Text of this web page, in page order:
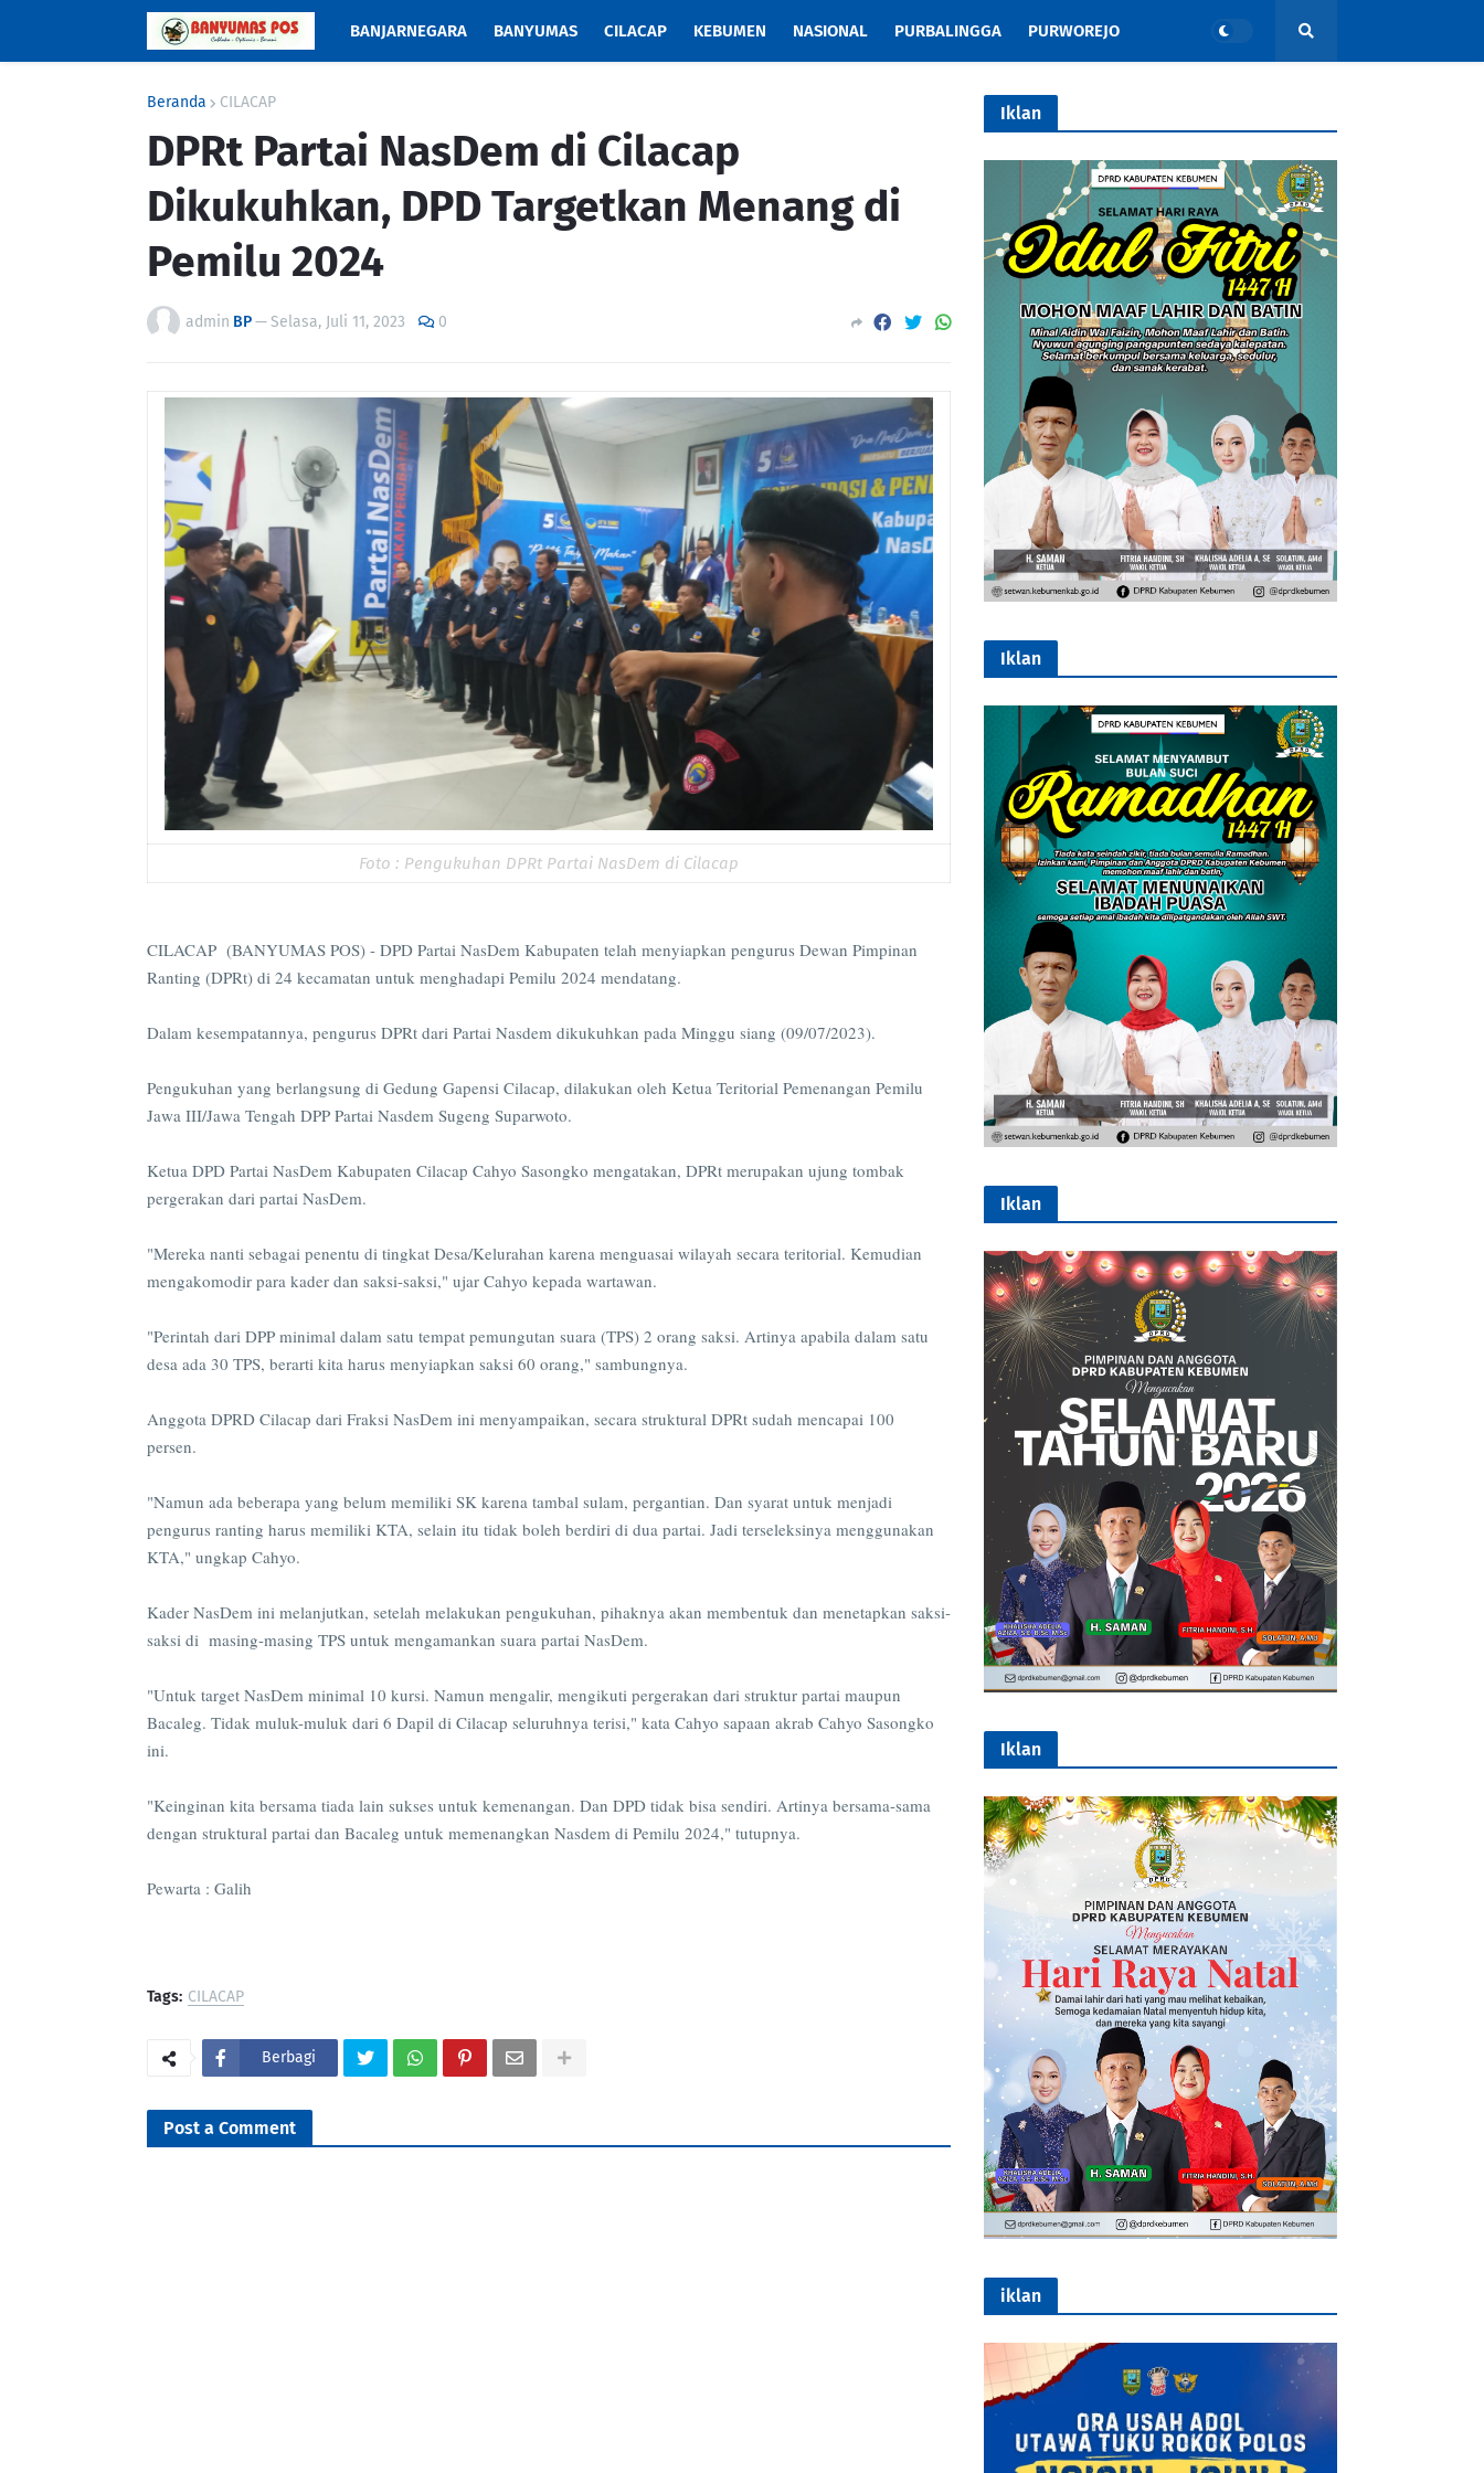
BANJARNEGARA BANYUMAS CILACAP KEBUMEN NASIONAL PURBALINGGA PURWOREJO
Beranda CILACAP
DPRt Partai NasDem di Cilacap
Dikukuhkan, DPD Targetkan Menang di
Pemilu 2024
admin BP—Selasa, Juli 11, 2023 0
Foto : Pengukuhan DPRt Partai NasDem di Cilacap
CILACAP (BANYUMAS POS) - DPD Partai NasDem Kabupaten telah menyiapkan pengurus Dewan Pimpinan
Ranting (DPRt) di 24 kecamatan untuk menghadapi Pemilu 2024 mendatang.
Dalam kesempatannya, pengurus DPRt dari Partai Nasdem dikukuhkan pada Minggu siang (09/07/2023).
Pengukuhan yang berlangsung di Gedung Gapensi Cilacap, dilakukan oleh Ketua Teritorial Pemenangan Pemilu
Jawa III/Jawa Tengah DPP Partai Nasdem Sugeng Suparwoto.
Ketua DPD Partai NasDem Kabupaten Cilacap Cahyo Sasongko mengatakan, DPRt merupakan ujung tombak
pergerakan dari partai NasDem.
"Mereka nanti sebagai penentu di tingkat Desa/Kelurahan karena menguasai wilayah secara teritorial. Kemudian
mengakomodir para kader dan saksi-saksi," ujar Cahyo kepada wartawan.
"Perintah dari DPP minimal dalam satu tempat pemungutan suara (TPS) 2 orang saksi. Artinya apabila dalam satu
desa ada 30 TPS, berarti kita harus menyiapkan saksi 60 orang," sambungnya.
Anggota DPRD Cilacap dari Fraksi NasDem ini menyampaikan, secara struktural DPRt sudah mencapai 100
persen.
"Namun ada beberapa yang belum memiliki SK karena tambal sulam, pergantian. Dan syarat untuk menjadi
pengurus ranting harus memiliki KTA, selain itu tidak boleh berdiri di dua partai. Jadi terseleksinya menggunakan
KTA," ungkap Cahyo.
Kader NasDem ini melanjutkan, setelah melakukan pengukuhan, pihaknya akan membentuk dan menetapkan saksi-
saksi di masing-masing TPS untuk mengamankan suara partai NasDem.
"Untuk target NasDem minimal 10 kursi. Namun mengalir, mengikuti pergerakan dari struktur partai maupun
Bacaleg. Tidak muluk-muluk dari 6 Dapil di Cilacap seluruhnya terisi," kata Cahyo sapaan akrab Cahyo Sasongko
ini.
"Keinginan kita bersama tiada lain sukses untuk kemenangan. Dan DPD tidak bisa sendiri. Artinya bersama-sama
dengan struktural partai dan Bacaleg untuk memenangkan Nasdem di Pemilu 2024," tutupnya.
Pewarta : Galih
Tags: CILACAP
Berbagi
Post a Comment
Iklan
Iklan
Iklan
Iklan
iklan